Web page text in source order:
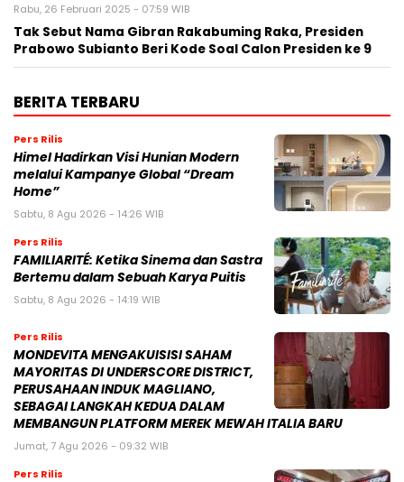
Rabu, 26 Februari 2025 - 07:59 WIB
Tak Sebut Nama Gibran Rakabuming Raka, Presiden
Prabowo Subianto Beri Kode Soal Calon Presiden ke 9
BERITA TERBARU
Pers Rilis
Himel Hadirkan Visi Hunian Modern
melalui Kampanye Global “Dream
Home”
Sabtu, 8 Agu 2026 - 14:26 WIB
Pers Rilis
FAMILIARITÉ: Ketika Sinema dan Sastra
Bertemu dalam Sebuah Karya Puitis
Sabtu, 8 Agu 2026 - 14:19 WIB
Pers Rilis
MONDEVITA MENGAKUISISI SAHAM
MAYORITAS DI UNDERSCORE DISTRICT,
PERUSAHAAN INDUK MAGLIANO,
SEBAGAI LANGKAH KEDUA DALAM
MEMBANGUN PLATFORM MEREK MEWAH ITALIA BARU
Jumat, 7 Agu 2026 - 09:32 WIB
Pers Rilis